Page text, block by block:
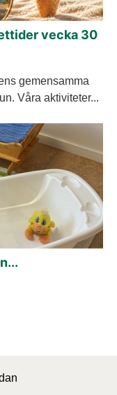
vecka 30
gemensamma
Våra aktiviteter...